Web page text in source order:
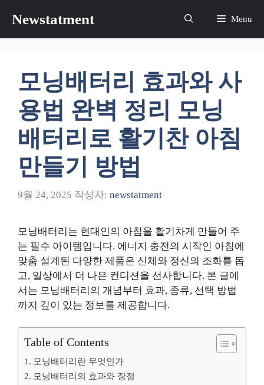
츠
Newstatment Menu
모닝배터리 효과와 사
용법 완벽 정리 모닝
배터리로 활기찬 아침
만들기 방법
9월 24, 2025 작성자: newstatment
모닝배터리는 현대인의 아침을 활기차게 만들어 주
는 필수 아이템입니다. 에너지 충전의 시작인 아침에
맞춤 설계된 다양한 제품은 신체와 정신의 조화를 돕
고, 일상에서 더 나은 컨디션을 선사합니다. 본 글에
서는 모닝배터리의 개념부터 효과, 종류, 선택 방법
까지 깊이 있는 정보를 제공합니다.
Table of Contents
모닝배터리란 무엇인가
모닝배터리의 효과와 장점